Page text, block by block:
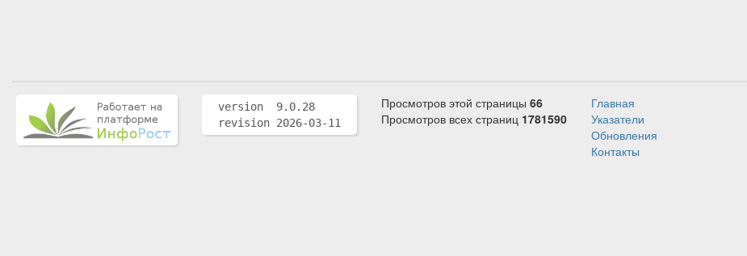
version 9.0.28
revision 2026-03-11
Просмотров этой страницы 66
Просмотров всех страниц 1781590
Главная
Указатели
Обновления
Контакты